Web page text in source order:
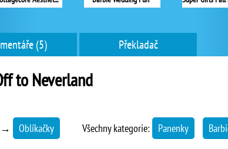
(5) Překladač
to Neverland
→ Oblíkačky Všechny kategorie: Panenky